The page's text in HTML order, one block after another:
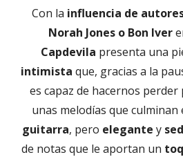
Con la influencia de
Norah Jones o Bon Iver
Capdevila presenta una
intimista que, gracias a la
es capaz de hacernos
unas melodías que culminan
guitarra, pero elegante y
de notas que le aportan un